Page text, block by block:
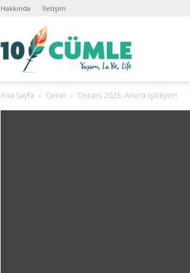
Hakkında İletişim
Ana Sayfa Genel Oscars 2025: Anora Işıldıyor!